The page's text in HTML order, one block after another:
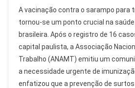
Devem
Facilitar
Vacinação
Sarampo
De
Trabalhadores
A vacinação contra o sarampo para
tornou-se um ponto crucial na saúde
brasileira. Após o registro de 16
capital paulista, a Associação
Trabalho (ANAMT) emitiu um
a necessidade urgente de
enfatizou que a prevenção de